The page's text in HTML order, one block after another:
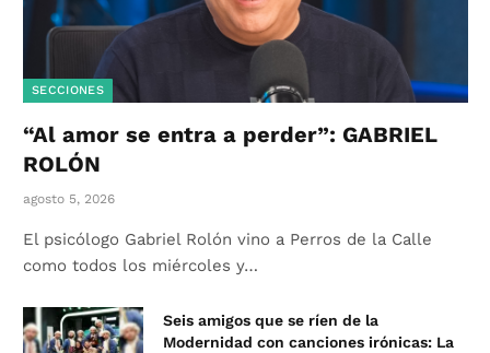
SECCIONES
“Al amor se entra a perder”: GABRIEL
ROLÓN
agosto 5, 2026
El psicólogo Gabriel Rolón vino a Perros de la Calle
como todos los miércoles y…
Seis amigos que se ríen de la
Modernidad con canciones irónicas: La